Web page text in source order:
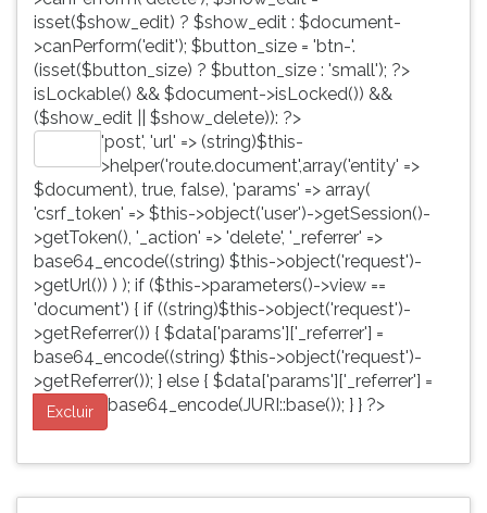
isset($show_edit) ? $show_edit : $document-
>canPerform('edit'); $button_size = 'btn-'.
(isset($button_size) ? $button_size : 'small'); ?>
isLockable() && $document->isLocked()) &&
($show_edit || $show_delete)): ?>
'post', 'url' => (string)$this-
>helper('route.document',array('entity' =>
$document), true, false), 'params' => array(
'csrf_token' => $this->object('user')->getSession()-
>getToken(), '_action' => 'delete', '_referrer' =>
base64_encode((string) $this->object('request')-
>getUrl()) ) ); if ($this->parameters()->view ==
'document') { if ((string)$this->object('request')-
>getReferrer()) { $data['params']['_referrer'] =
base64_encode((string) $this->object('request')-
>getReferrer()); } else { $data['params']['_referrer'] =
base64_encode(JURI::base()); } } ?>
Excluir